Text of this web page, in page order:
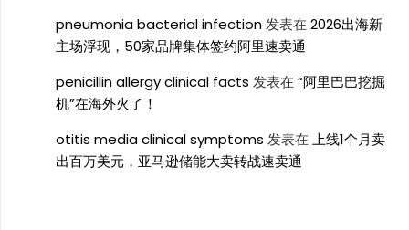
pneumonia bacterial infection发表在2026出海新
主场浮现，50家品牌集体签约阿里速卖通
penicillin allergy clinical facts 发表在“阿里巴巴挖掘
机”在海外火了！
otitis media clinical symptoms 发表在上线1个月卖
出百万美元，亚马逊储能大卖转战速卖通